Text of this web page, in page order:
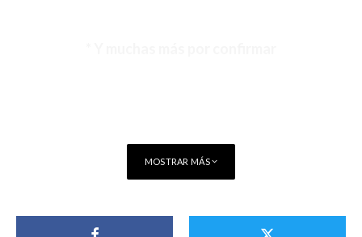
MOSTRAR MÁS